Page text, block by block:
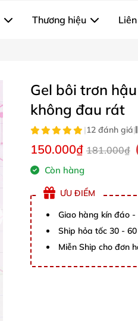
Thương hiệu
Gel bôi trơn
không đau rát
|12 đánh giá|
150.000₫ 181.000₫
Còn hàng
ƯU ĐIỂM
Giao hàng kín đáo -
Ship hỏa tốc 30 -
Miễn Ship cho đơn